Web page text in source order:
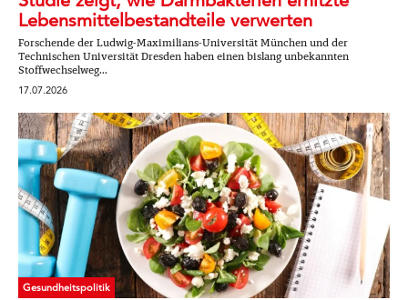
Lebensmittelbestandteile verwerten
Forschende der Ludwig-Maximilians-Universität München und der
Technischen Universität Dresden haben einen bislang unbekannten
Stoffwechselweg...
17.07.2026
Gesundheitspolitik